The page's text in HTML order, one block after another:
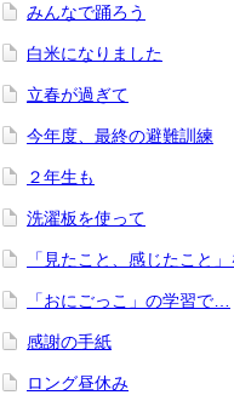
みんなで踊ろう
白米になりました
立春が過ぎて
今年度、最終の避難訓練
２年生も
洗濯板を使って
「見たこと、感じたこと
「おにごっこ」の学習で…
感謝の手紙
ロング昼休み